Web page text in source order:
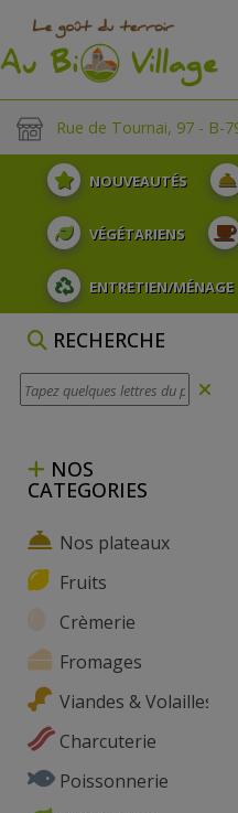
Rue de Tournai, 97 - B-
NOUVEAUTÉS
VÉGÉTARIENS
ENTRETIEN/MÉNAGE
RECHERCHE
NOS
CATEGORIES
Nos plateaux
Fruits
Crèmerie
Fromages
Viandes & Volailles
Charcuterie
Poissonnerie